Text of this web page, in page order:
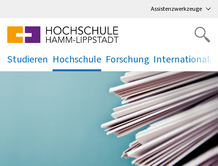
Assistenzwerkzeuge
Studieren
.
Hochschule
.
Forschung
. .